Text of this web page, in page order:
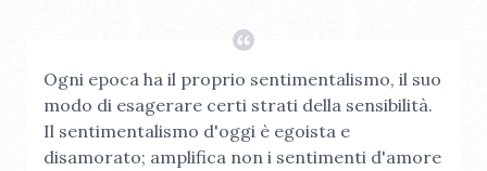
Ogni epoca ha il proprio sentimentalismo, il suo
modo di esagerare certi strati della sensibilità.
Il sentimentalismo d'oggi è egoista e
disamorato; amplifica non i sentimenti d'amore